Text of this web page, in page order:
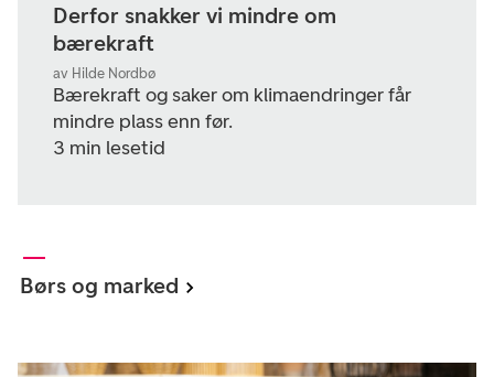
Derfor snakker vi mindre om
bærekraft
av Hilde Nordbø
Bærekraft og saker om klimaendringer får
mindre plass enn før.
3 min lesetid
Børs og marked